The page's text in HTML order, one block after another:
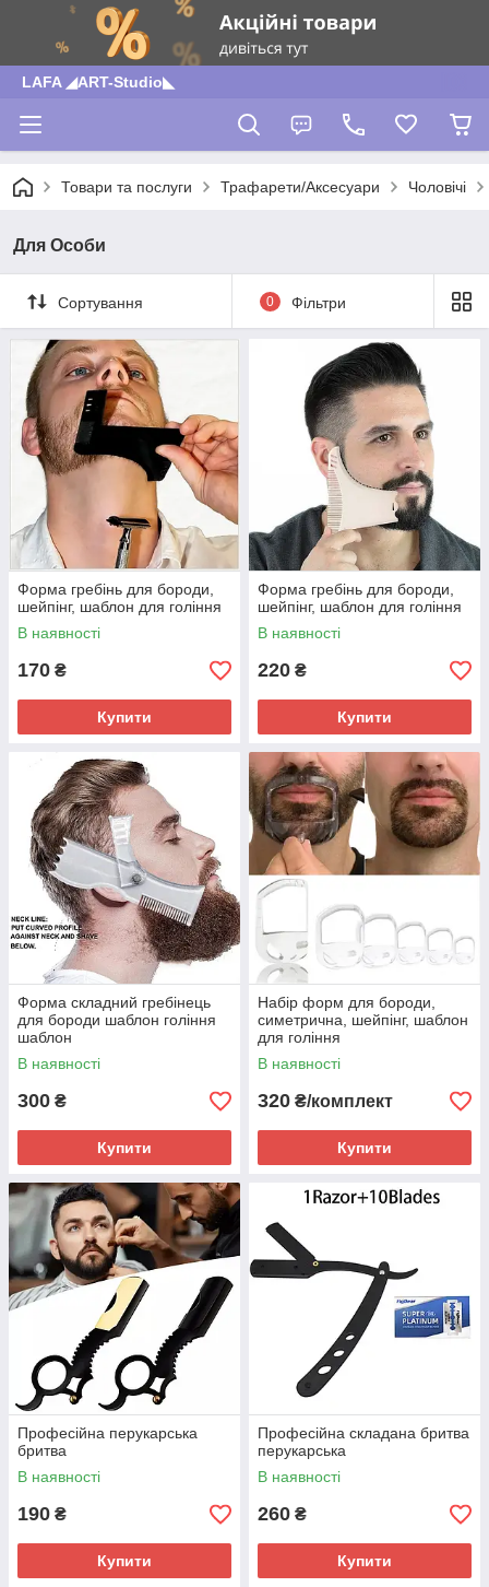
LAFA ◢ART-Studio◣
Товари та послуги Трафарети/Аксесуари Чоловічі
Для Особи
Сортування 0 Фільтри
Форма гребінь для бороди,
шейпінг, шаблон для гоління
В наявності
170 ₴
Купити
Форма гребінь для бороди,
шейпінг, шаблон для гоління
В наявності
220 ₴
Купити
Форма складний гребінець
для бороди шаблон гоління
шаблон
В наявності
300 ₴
Купити
Набір форм для бороди,
симетрична, шейпінг, шаблон
для гоління
В наявності
320 ₴/комплект
Купити
Професійна перукарська
бритва
В наявності
190 ₴
Купити
Професійна складана бритва
перукарська
В наявності
260 ₴
Купити